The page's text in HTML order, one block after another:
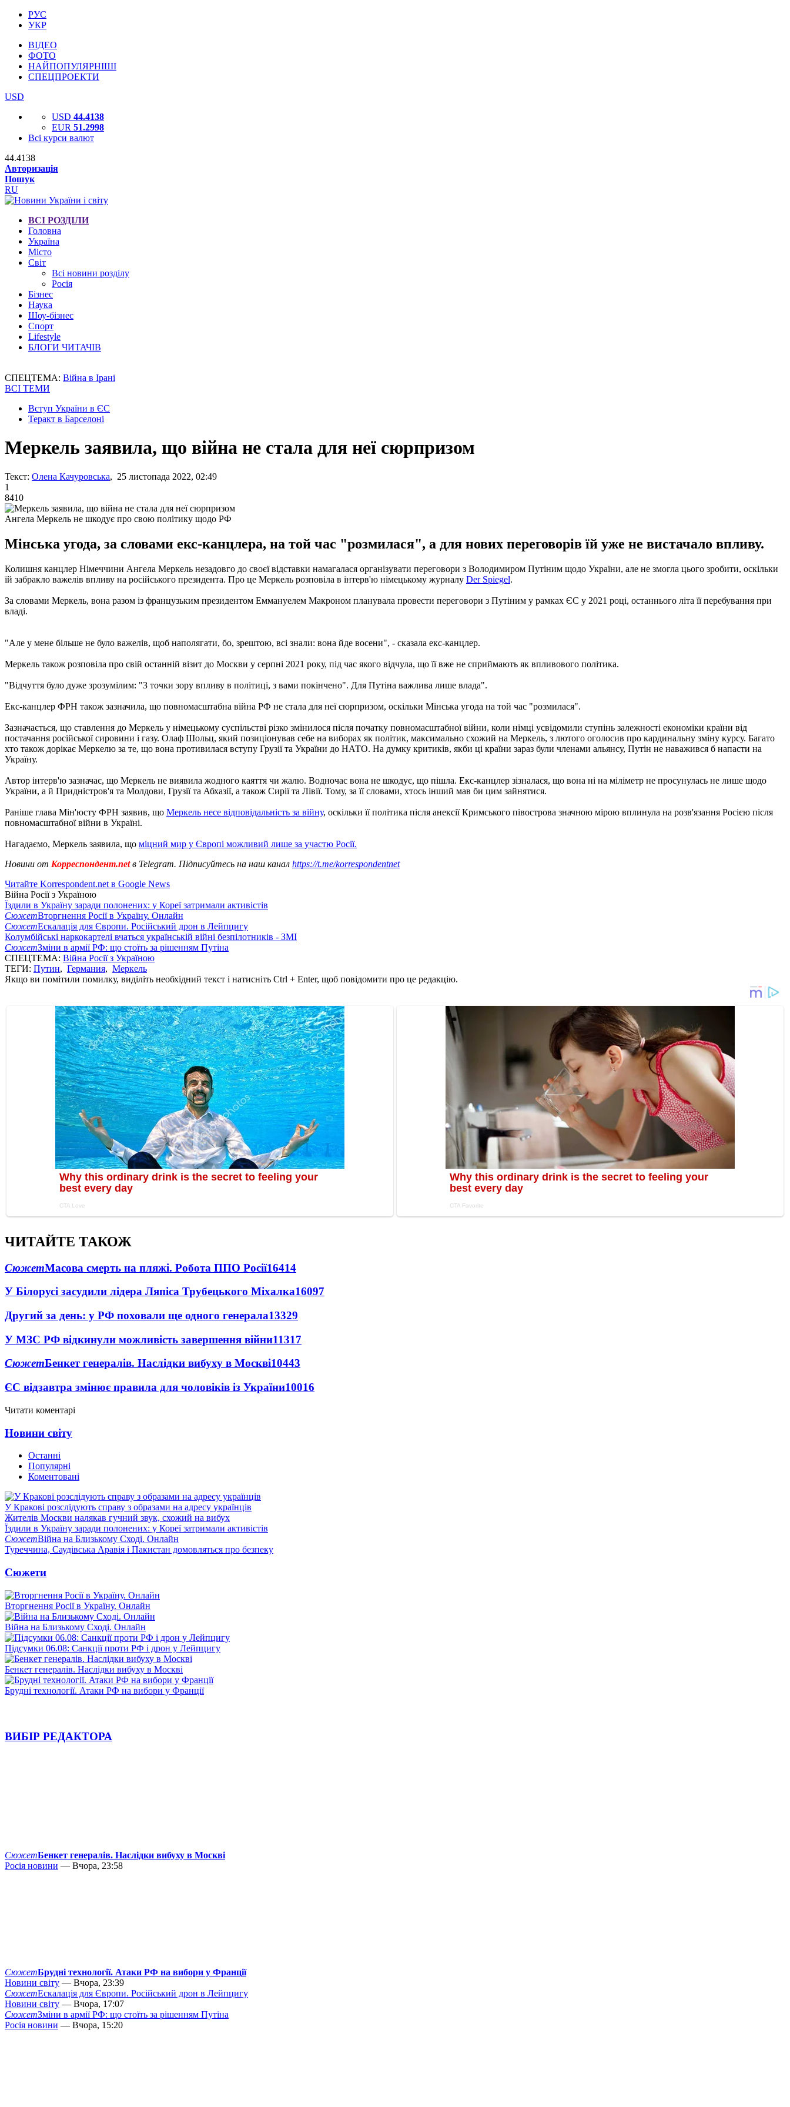
РУС
УКР
ВІДЕО
ФОТО
НАЙПОПУЛЯРНІШІ
СПЕЦПРОЕКТИ
USD
USD 44.4138
EUR 51.2998
Всі курси валют
44.4138
Авторизація
Пошук
RU
ВСІ РОЗДІЛИ
Головна
Україна
Місто
Світ
Всі новини розділу
Росія
Бізнес
Наука
Шоу-бізнес
Спорт
Lifestyle
БЛОГИ ЧИТАЧІВ
СПЕЦТЕМА: Війна в Ірані
ВСІ ТЕМИ
Вступ України в ЄС
Теракт в Барселоні
Меркель заявила, що війна не стала для неї сюрпризом
Текст: Олена Качуровська, 25 листопада 2022, 02:49
1
8410
Ангела Меркель не шкодує про свою політику щодо РФ
Мінська угода, за словами екс-канцлера, на той час "розмилася", а для нових переговорів їй уже не вистачало впливу.
Колишня канцлер Німеччини Ангела Меркель незадовго до своєї відставки намагалася організувати переговори з Володимиром Путіним щодо України, але не змогла цього зробити, оскільки
їй забракло важелів впливу на російського президента. Про це Меркель розповіла в інтерв'ю німецькому журналу Der Spiegel.
За словами Меркель, вона разом із французьким президентом Еммануелем Макроном планувала провести переговори з Путіним у рамках ЄС у 2021 році, останнього літа її перебування при
владі.
"Але у мене більше не було важелів, щоб наполягати, бо, зрештою, всі знали: вона йде восени", - сказала екс-канцлер.
Меркель також розповіла про свій останній візит до Москви у серпні 2021 року, під час якого відчула, що її вже не сприймають як впливового політика.
"Відчуття було дуже зрозумілим: "З точки зору впливу в політиці, з вами покінчено". Для Путіна важлива лише влада".
Екс-канцлер ФРН також зазначила, що повномасштабна війна РФ не стала для неї сюрпризом, оскільки Мінська угода на той час "розмилася".
Зазначається, що ставлення до Меркель у німецькому суспільстві різко змінилося після початку повномасштабної війни, коли німці усвідомили ступінь залежності економіки країни від
постачання російської сировини і газу. Олаф Шольц, який позиціонував себе на виборах як політик, максимально схожий на Меркель, з лютого оголосив про кардинальну зміну курсу. Багато
хто також дорікає Меркелю за те, що вона противилася вступу Грузії та України до НАТО. На думку критиків, якби ці країни зараз були членами альянсу, Путін не наважився б напасти на
Україну.
Автор інтерв'ю зазначає, що Меркель не виявила жодного каяття чи жалю. Водночас вона не шкодує, що пішла. Екс-канцлер зізналася, що вона ні на міліметр не просунулась не лише щодо
України, а й Придністров'я та Молдови, Грузії та Абхазії, а також Сирії та Лівії. Тому, за її словами, хтось інший мав би цим зайнятися.
Раніше глава Мін'юсту ФРН заявив, що Меркель несе відповідальність за війну, оскільки її політика після анексії Кримського півострова значною мірою вплинула на розв'язання Росією після
повномасштабної війни в Україні.
Нагадаємо, Меркель заявила, що міцний мир у Європі можливий лише за участю Росії.
Новини от Корреспондент.netв Telegram. Підписуйтесь на наш канал https://t.me/korrespondentnet
Читайте Korrespondent.net в Google News
Війна Росії з Україною
Їздили в Україну заради полонених: у Кореї затримали активістів
СюжетВторгнення Росії в Україну. Онлайн
СюжетЕскалація для Європи. Російський дрон в Лейпцигу
Колумбійські наркокартелі вчаться українській війні безпілотників - ЗМІ
СюжетЗміни в армії РФ: що стоїть за рішенням Путіна
СПЕЦТЕМА: Війна Росії з Україною
ТЕГИ: Путин, Германия, Меркель
Якщо ви помітили помилку, виділіть необхідний текст і натисніть Ctrl + Enter, щоб повідомити про це редакцію.
ЧИТАЙТЕ ТАКОЖ
СюжетМасова смерть на пляжі. Робота ППО Росії16414
У Білорусі засудили лідера Ляпіса Трубецького Міхалка16097
Другий за день: у РФ поховали ще одного генерала13329
У МЗС РФ відкинули можливість завершення війни11317
СюжетБенкет генералів. Наслідки вибуху в Москві10443
ЄС відзавтра змінює правила для чоловіків із України10016
Читати коментарі
Новини світу
Останні
Популярні
Коментовані
У Кракові розслідують справу з образами на адресу українців
Жителів Москви налякав гучний звук, схожий на вибух
Їздили в Україну заради полонених: у Кореї затримали активістів
СюжетВійна на Близькому Сході. Онлайн
Туреччина, Саудівська Аравія і Пакистан домовляться про безпеку
Сюжети
Вторгнення Росії в Україну. Онлайн
Війна на Близькому Сході. Онлайн
Підсумки 06.08: Санкції проти РФ і дрон у Лейпцигу
Бенкет генералів. Наслідки вибуху в Москві
Брудні технології. Атаки РФ на вибори у Франції
ВИБІР РЕДАКТОРА
СюжетБенкет генералів. Наслідки вибуху в Москві
Росія новини — Вчора, 23:58
СюжетБрудні технології. Атаки РФ на вибори у Франції
Новини світу — Вчора, 23:39
СюжетЕскалація для Європи. Російський дрон в Лейпцигу
Новини світу — Вчора, 17:07
СюжетЗміни в армії РФ: що стоїть за рішенням Путіна
Росія новини — Вчора, 15:20